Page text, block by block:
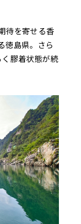
待を寄せる香
徳島県。さら
膠着状態が続